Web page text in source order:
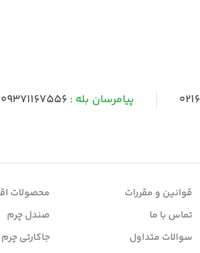
پیامرسان بله : 09371167556
قوانین و مقررات
تماس با ما
سوالات متداول
محصولات
صندل چرم
جاکارتی چرم